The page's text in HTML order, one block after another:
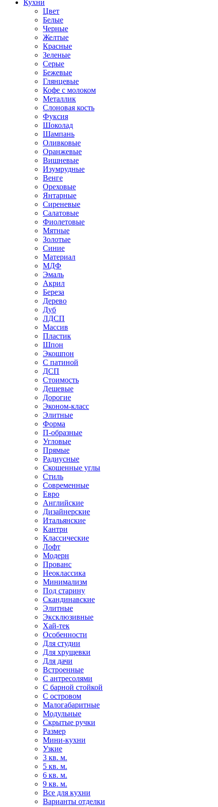
Кухни
Цвет
Белые
Черные
Желтые
Красные
Зеленые
Серые
Бежевые
Глянцевые
Кофе с молоком
Металлик
Слоновая кость
Фуксия
Шоколад
Шампань
Оливковые
Оранжевые
Вишневые
Изумрудные
Венге
Ореховые
Янтарные
Сиреневые
Салатовые
Фиолетовые
Мятные
Золотые
Синие
Материал
МДФ
Эмаль
Акрил
Береза
Дерево
Дуб
ЛДСП
Массив
Пластик
Шпон
Экошпон
С патиной
ДСП
Стоимость
Дешевые
Дорогие
Эконом-класс
Элитные
Форма
П-образные
Угловые
Прямые
Радиусные
Скошенные углы
Стиль
Современные
Евро
Английские
Дизайнерские
Итальянские
Кантри
Классические
Лофт
Модерн
Прованс
Неоклассика
Минимализм
Под старину
Скандинавские
Элитные
Эксклюзивные
Хай-тек
Особенности
Для студии
Для хрущевки
Для дачи
Встроенные
С антресолями
С барной стойкой
С островом
Малогабаритные
Модульные
Скрытые ручки
Размер
Мини-кухни
Узкие
3 кв. м.
5 кв. м.
6 кв. м.
9 кв. м.
Все для кухни
Варианты отделки